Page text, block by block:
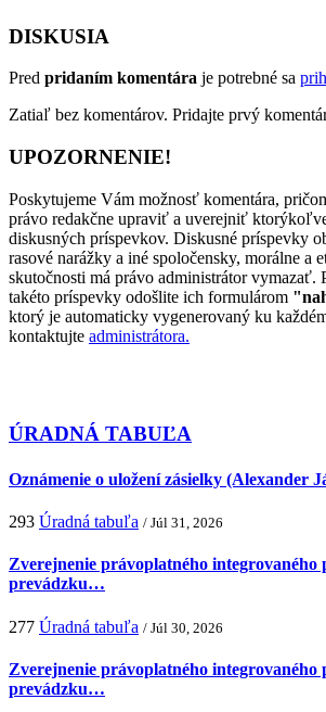
DISKUSIA
Pred pridaním komentára je potrebné sa
Zatiaľ bez komentárov. Pridajte prvý
UPOZORNENIE!
Poskytujeme Vám možnosť komentára,
právo redakčne upraviť a uverejniť
diskusných príspevkov. Diskusné príspevky
rasové narážky a iné spoločensky, morálne a
skutočnosti má právo administrátor vymazať.
takéto príspevky odošlite ich formulárom
ktorý je automaticky vygenerovaný ku
kontaktujte administrátora.
ÚRADNÁ TABUĽA
Oznámenie o uložení zásielky (Alexander
293 Úradná tabuľa / Júl 31, 2026
Zverejnenie právoplatného integrovaného
prevádzku…
277 Úradná tabuľa / Júl 30, 2026
Zverejnenie právoplatného integrovaného
prevádzku…